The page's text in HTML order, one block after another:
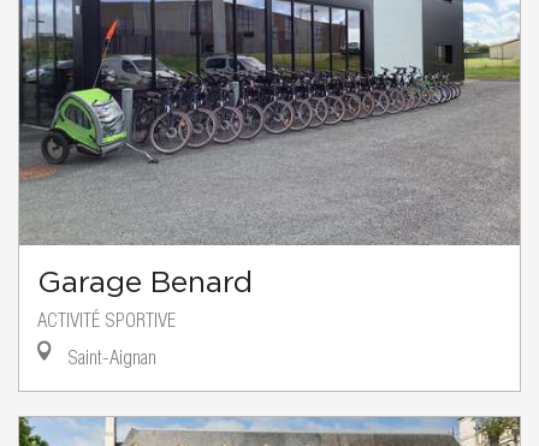
Garage Benard
ACTIVITÉ SPORTIVE
Saint-Aignan